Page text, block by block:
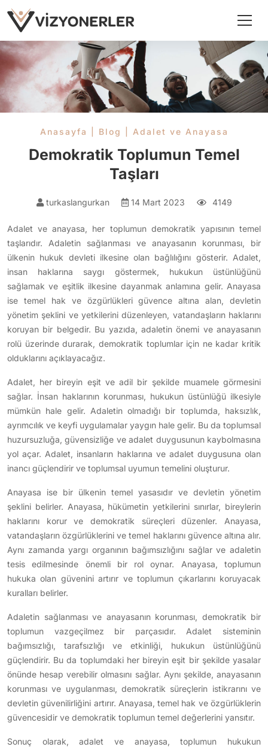
Anasayfa Blog Adalet ve Anayasa
Demokratik Toplumun Temel
Taşları
turkaslangurkan 14 Mart 2023 4149
Adalet ve anayasa, her toplumun demokratik yapısının temel
taşlarıdır. Adaletin sağlanması ve anayasanın korunması, bir
ülkenin hukuk devleti ilkesine olan bağlılığını gösterir. Adalet,
insan haklarına saygı göstermek, hukukun üstünlüğünü
sağlamak ve eşitlik ilkesine dayanmak anlamına gelir. Anayasa
ise temel hak ve özgürlükleri güvence altına alan, devletin
yönetim şeklini ve yetkilerini düzenleyen, vatandaşların haklarını
koruyan bir belgedir. Bu yazıda, adaletin önemi ve anayasanın
rolü üzerinde durarak, demokratik toplumlar için ne kadar kritik
olduklarını açıklayacağız.
Adalet, her bireyin eşit ve adil bir şekilde muamele görmesini
sağlar. İnsan haklarının korunması, hukukun üstünlüğü ilkesiyle
mümkün hale gelir. Adaletin olmadığı bir toplumda, haksızlık,
ayrımcılık ve keyfi uygulamalar yaygın hale gelir. Bu da toplumsal
huzursuzluğa, güvensizliğe ve adalet duygusunun kaybolmasına
yol açar. Adalet, insanların haklarına ve adalet duygusuna olan
inancı güçlendirir ve toplumsal uyumun temelini oluşturur.
Anayasa ise bir ülkenin temel yasasıdır ve devletin yönetim
şeklini belirler. Anayasa, hükümetin yetkilerini sınırlar, bireylerin
haklarını korur ve demokratik süreçleri düzenler. Anayasa,
vatandaşların özgürlüklerini ve temel haklarını güvence altına alır.
Aynı zamanda yargı organının bağımsızlığını sağlar ve adaletin
tesis edilmesinde önemli bir rol oynar. Anayasa, toplumun
hukuka olan güvenini artırır ve toplumun çıkarlarını koruyacak
kuralları belirler.
Adaletin sağlanması ve anayasanın korunması, demokratik bir
toplumun vazgeçilmez bir parçasıdır. Adalet sisteminin
bağımsızlığı, tarafsızlığı ve etkinliği, hukukun üstünlüğünü
güçlendirir. Bu da toplumdaki her bireyin eşit bir şekilde yasalar
önünde hesap verebilir olmasını sağlar. Aynı şekilde, anayasanın
korunması ve uygulanması, demokratik süreçlerin istikrarını ve
devletin güvenilirliğini artırır. Anayasa, temel hak ve özgürlüklerin
güvencesidir ve demokratik toplumun temel değerlerini yansıtır.
Sonuç olarak, adalet ve anayasa, toplumun hukukun